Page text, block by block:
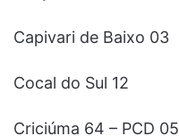
Capivari de Baixo 03
Cocal do Sul 12
Criciúma 64 – PCD 05